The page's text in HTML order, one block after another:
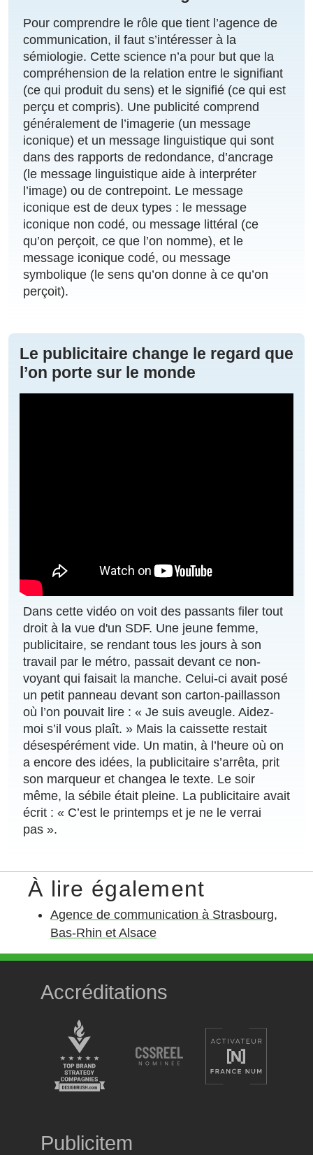
Pour comprendre le rôle que tient l’agence de
communication, il faut s’intéresser à la
sémiologie. Cette science n’a pour but que la
compréhension de la relation entre le signifiant
(ce qui produit du sens) et le signifié (ce qui est
perçu et compris). Une publicité comprend
généralement de l’imagerie (un message
iconique) et un message linguistique qui sont
dans des rapports de redondance, d’ancrage
(le message linguistique aide à interpréter
l’image) ou de contrepoint. Le message
iconique est de deux types : le message
iconique non codé, ou message littéral (ce
qu’on perçoit, ce que l’on nomme), et le
message iconique codé, ou message
symbolique (le sens qu’on donne à ce qu’on
perçoit).
Le publicitaire change le regard que
l’on porte sur le monde
Dans cette vidéo on voit des passants filer tout
droit à la vue d'un SDF. Une jeune femme,
publicitaire, se rendant tous les jours à son
travail par le métro, passait devant ce non-
voyant qui faisait la manche. Celui-ci avait posé
un petit panneau devant son carton-paillasson
où l’on pouvait lire : « Je suis aveugle. Aidez-
moi s’il vous plaît. » Mais la caissette restait
désespérément vide. Un matin, à l’heure où on
a encore des idées, la publicitaire s’arrêta, prit
son marqueur et changea le texte. Le soir
même, la sébile était pleine. La publicitaire avait
écrit : « C’est le printemps et je ne le verrai
pas ».
Agence de communication à Strasbourg,
Bas-Rhin et Alsace
Accréditations
Publicitem